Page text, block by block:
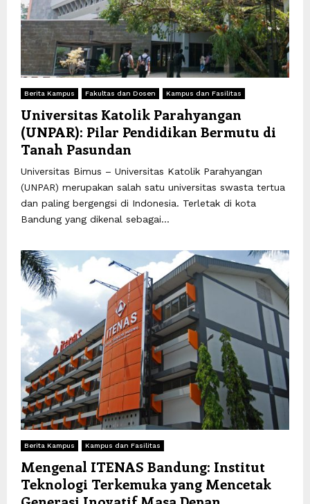
Berita Kampus Fakultas dan Dosen Kampus dan Fasilitas
Universitas Katolik Parahyangan
(UNPAR): Pilar Pendidikan Bermutu di
Tanah Pasundan
Universitas Bimus – Universitas Katolik Parahyangan
(UNPAR) merupakan salah satu universitas swasta tertua
dan paling bergengsi di Indonesia. Terletak di kota
Bandung yang dikenal sebagai...
Berita Kampus Kampus dan Fasilitas
Mengenal ITENAS Bandung: Institut
Teknologi Terkemuka yang Mencetak